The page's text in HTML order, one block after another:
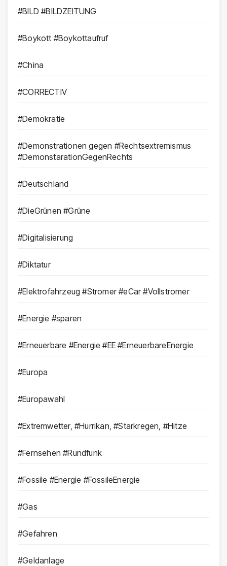
#BILD #BILDZEITUNG
#Boykott #Boykottaufruf
#China
#CORRECTIV
#Demokratie
#Demonstrationen gegen #Rechtsextremismus
#DemonstarationGegenRechts
#Deutschland
#DieGrünen #Grüne
#Digitalisierung
#Diktatur
#Elektrofahrzeug #Stromer #eCar #Vollstromer
#Energie #sparen
#Erneuerbare #Energie #EE #ErneuerbareEnergie
#Europa
#Europawahl
#Extremwetter, #Hurrikan, #Starkregen, #Hitze
#Fernsehen #Rundfunk
#Fossile #Energie #FossileEnergie
#Gas
#Gefahren
#Geldanlage